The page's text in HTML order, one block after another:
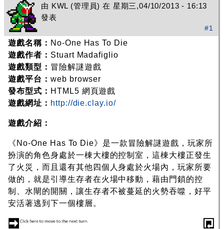
由 KWL (管理員) 在 星期三,04/10/2013 - 16:13
發表
#1
遊戲名稱： No-One Has To Die
遊戲作者： Stuart Madafiglio
遊戲類型： 冒險解謎遊戲
遊戲平台： web browser
發布型式： HTML5 網頁遊戲
遊戲網址： http://die.clay.io/
遊戲介紹：
《No-One Has To Die》是一款冒險解謎遊戲，玩家所
扮演的角色身處於一棟大樓的控制室，這棟大樓正發生
了火災，而且還有其他四個人身處於火場內，玩家所要
做的，就是引導生存者在火場中移動，藉由門鎖的控
制、水閘的開關，讓生存者不被蔓延的火勢吞噬，好平
安活著逃到下一個樓層。